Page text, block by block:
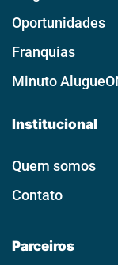
Oportunidades
Franquias
Minuto
Institucional
Quem somos
Contato
Parceiros